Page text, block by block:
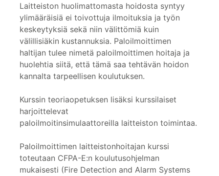
Laitteiston huolimattomasta hoidosta syntyy
ylimääräisiä ei toivottuja ilmoituksia ja työn
keskeytyksiä sekä niin välittömiä kuin
välillisiäkin kustannuksia. Paloilmoittimen
haltijan tulee nimetä paloilmoittimen hoitaja ja
huolehtia siitä, että tämä saa tehtävän hoidon
kannalta tarpeellisen koulutuksen.
Kurssin teoriaopetuksen lisäksi kurssilaiset
harjoittelevat
paloilmoitinsimulaattoreilla laitteiston toimintaa.
Paloilmoittimen laitteistonhoitajan kurssi
toteutaan CFPA-E:n koulutusohjelman
mukaisesti (Fire Detection and Alarm Systems